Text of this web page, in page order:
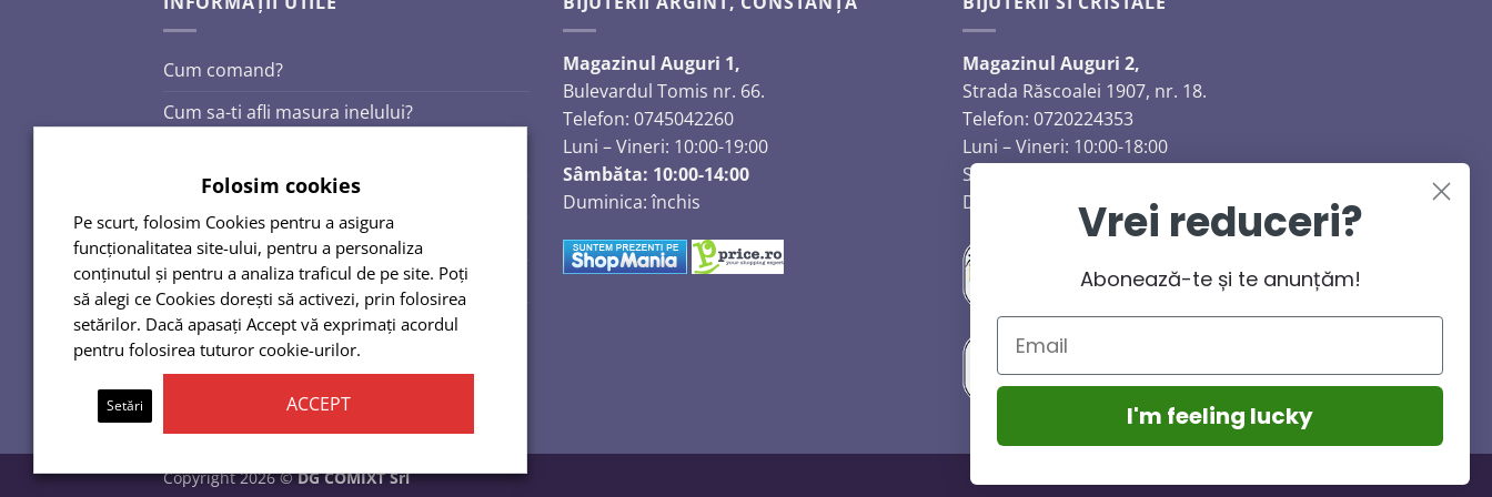
Cum comand?
Cum sa-ti afli masura inelului?
Livrarea comenzilor
Politica de retur
Termeni si conditii
Politica de confidentialitate
Magazinul Auguri 1,
Bulevardul Tomis nr. 66.
Telefon: 0745042260
Luni – Vineri: 10:00-19:00
Sâmbăta: 10:00-14:00
Duminica: închis
Magazinul Auguri 2,
Strada Răscoalei 1907, nr. 18.
Telefon: 0720224353
Luni – Vineri: 10:00-18:00
Sâmbăta: 10:00-14:00
Duminică: închis
Copyright 2026 ©DG COMIXT Srl
Folosim cookies
Pe scurt, folosim Cookies pentru a asigura
funcționalitatea site-ului, pentru a personaliza
conținutul și pentru a analiza traficul de pe site. Poți
să alegi ce Cookies dorești să activezi, prin folosirea
setărilor. Dacă apasați Accept vă exprimați acordul
pentru folosirea tuturor cookie-urilor.
Setări ACCEPT
Vrei reduceri?
Abonează-te și te anunțăm!
I'm feeling lucky